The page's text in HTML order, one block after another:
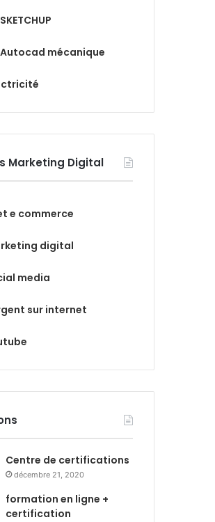
mécanique
Marketing Digital
e commerce
digital
media
sur internet
Centre de certifications
décembre 21, 2020
formation en ligne +
certification